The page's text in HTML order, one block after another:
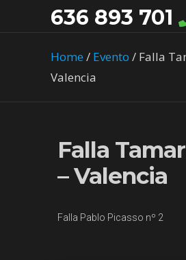
636 893 701
Home/ Evento / Falla
Valencia
Falla
– Valencia
Falla Pablo Picasso nº 2